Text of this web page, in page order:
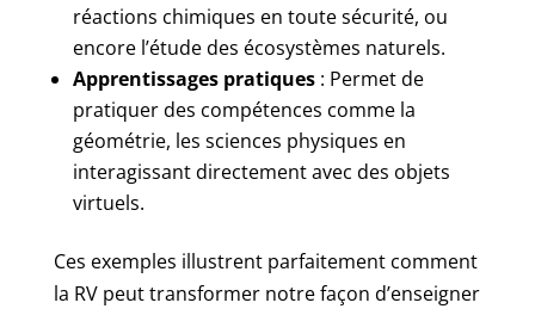
réactions chimiques en toute sécurité, ou
encore l’étude des écosystèmes naturels.
Apprentissages pratiques: Permet de
pratiquer des compétences comme la
géométrie, les sciences physiques en
interagissant directement avec des objets
virtuels.
Ces exemples illustrent parfaitement comment
la RV peut transformer notre façon d’enseigner